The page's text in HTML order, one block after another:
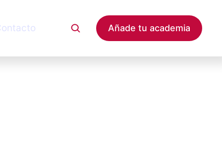
Añade tu academia